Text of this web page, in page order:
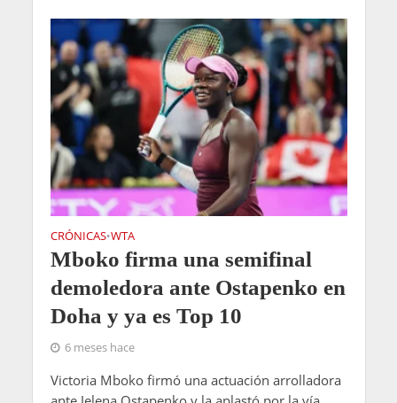
CRÓNICAS•WTA
Mboko firma una semifinal
demoledora ante Ostapenko en
Doha y ya es Top 10
6 meses hace
Victoria Mboko firmó una actuación arrolladora